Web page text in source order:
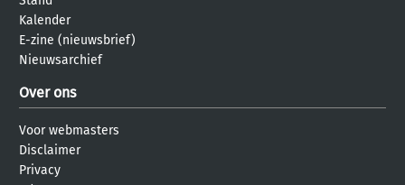
Kalender
E-zine (nieuwsbrief)
Nieuwsarchief
Over ons
Voor webmasters
Disclaimer
Privacy